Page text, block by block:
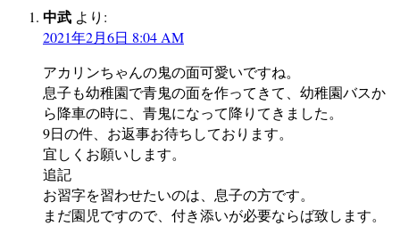
中武 より:
2021年2月6日 8:04 AM
アカリンちゃんの鬼の面可愛いですね。
息子も幼稚園で青鬼の面を作ってきて、幼稚園バスか
ら降車の時に、青鬼になって降りてきました。
9日の件、お返事お待ちしております。
宜しくお願いします。
追記
お習字を習わせたいのは、息子の方です。
まだ園児ですので、付き添いが必要ならば致します。